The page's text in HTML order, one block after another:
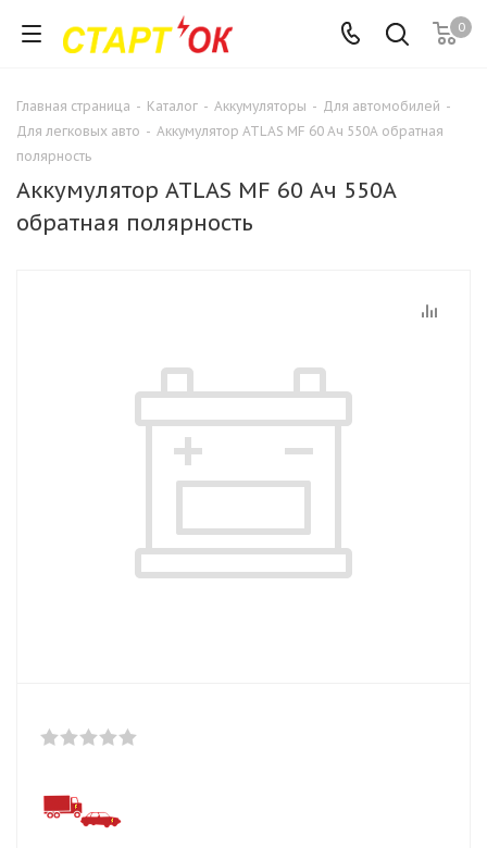
0
Главная страница - Каталог - Аккумуляторы - Для автомобилей -
Для легковых авто - Аккумулятор ATLAS MF 60 Ач 550А обратная
полярность
Аккумулятор ATLAS MF 60 Ач 550А
обратная полярность